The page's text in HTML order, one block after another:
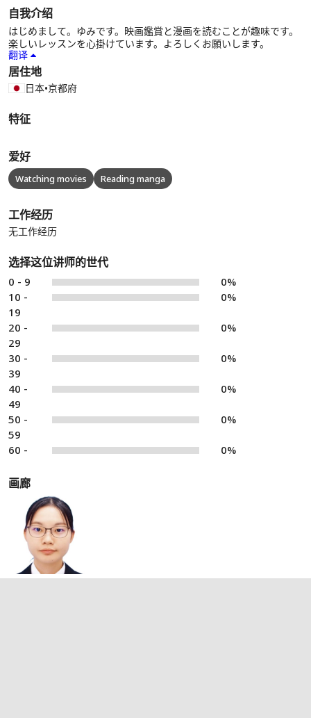
自我介绍
はじめまして。ゆみです。映画鑑賞と漫画を読むことが趣味です。
楽しいレッスンを心掛けています。よろしくお願いします。
翻译
居住地
日本•京都府
特征
爱好
Watching movies Reading manga
工作经历
无工作经历
选择这位讲师的世代
0 - 9
0%
10 -
19
0%
20 -
29
0%
30 -
39
0%
40 -
49
0%
50 -
59
0%
60 - 0%
画廊